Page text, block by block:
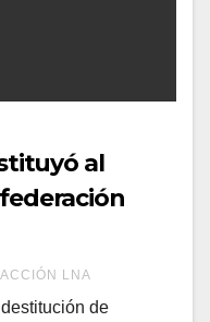
al
LNA
de